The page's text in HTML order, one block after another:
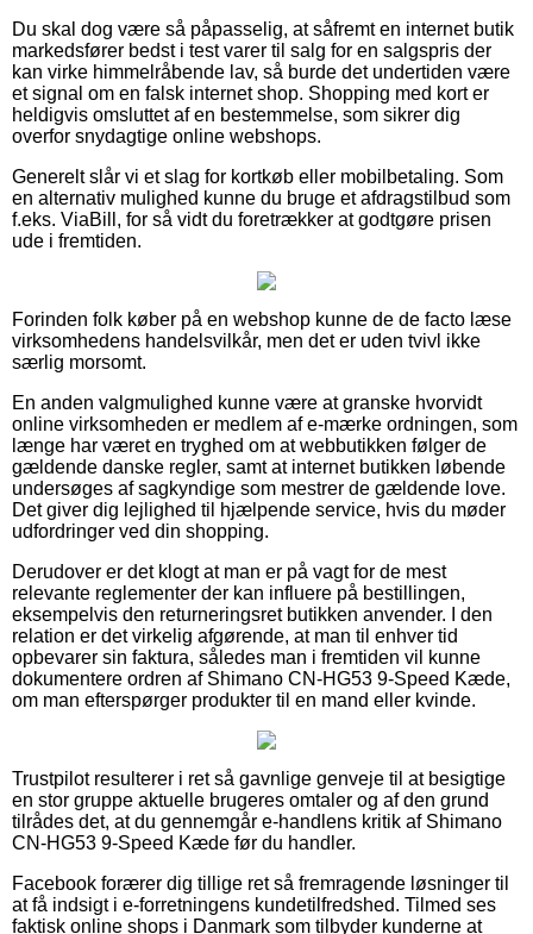
Du skal dog være så påpasselig, at såfremt en internet butik
markedsfører bedst i test varer til salg for en salgspris der
kan virke himmelråbende lav, så burde det undertiden være
et signal om en falsk internet shop. Shopping med kort er
heldigvis omsluttet af en bestemmelse, som sikrer dig
overfor snydagtige online webshops.
Generelt slår vi et slag for kortkøb eller mobilbetaling. Som
en alternativ mulighed kunne du bruge et afdragstilbud som
f.eks. ViaBill, for så vidt du foretrækker at godtgøre prisen
ude i fremtiden.
Forinden folk køber på en webshop kunne de de facto læse
virksomhedens handelsvilkår, men det er uden tvivl ikke
særlig morsomt.
En anden valgmulighed kunne være at granske hvorvidt
online virksomheden er medlem af e-mærke ordningen, som
længe har været en tryghed om at webbutikken følger de
gældende danske regler, samt at internet butikken løbende
undersøges af sagkyndige som mestrer de gældende love.
Det giver dig lejlighed til hjælpende service, hvis du møder
udfordringer ved din shopping.
Derudover er det klogt at man er på vagt for de mest
relevante reglementer der kan influere på bestillingen,
eksempelvis den returneringsret butikken anvender. I den
relation er det virkelig afgørende, at man til enhver tid
opbevarer sin faktura, således man i fremtiden vil kunne
dokumentere ordren af Shimano CN-HG53 9-Speed Kæde,
om man efterspørger produkter til en mand eller kvinde.
Trustpilot resulterer i ret så gavnlige genveje til at besigtige
en stor gruppe aktuelle brugeres omtaler og af den grund
tilrådes det, at du gennemgår e-handlens kritik af Shimano
CN-HG53 9-Speed Kæde før du handler.
Facebook forærer dig tillige ret så fremragende løsninger til
at få indsigt i e-forretningens kundetilfredshed. Tilmed ses
faktisk online shops i Danmark som tilbyder kunderne at